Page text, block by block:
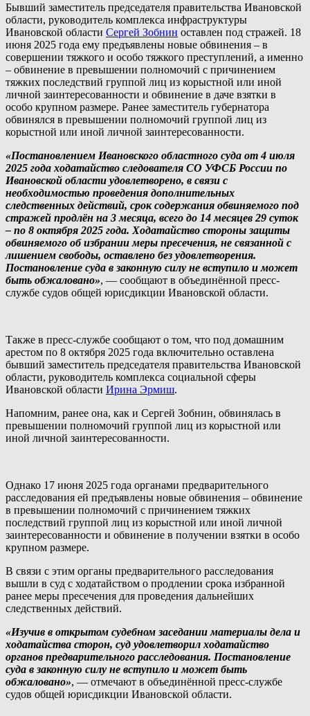
Бывший заместитель председателя правительства Ивановской
области, руководитель комплекса инфраструктуры
Ивановской области Сергей Зобнин оставлен под стражей. 18
июня 2025 года ему предъявлены новые обвинения – в
совершении тяжкого и особо тяжкого преступлений, а именно
– обвинение в превышении полномочий с причинением
тяжких последствий группой лиц из корыстной или иной
личной заинтересованности и обвинение в даче взятки в
особо крупном размере. Ранее заместитель губернатора
обвинялся в превышении полномочий группой лиц из
корыстной или иной личной заинтересованности.
«Постановлением Ивановского областного суда от 4 июля
2025 года ходатайство следователя СО УФСБ России по
Ивановской области удовлетворено, в связи с
необходимостью проведения дополнительных
следственных действий, срок содержания обвиняемого под
стражей продлён на 3 месяца, всего до 14 месяцев 29 суток
– по 8 октября 2025 года. Ходатайство стороны защиты
обвиняемого об избрании меры пресечения, не связанной с
лишением свободы, оставлено без удовлетворения.
Постановление суда в законную силу не вступило и может
быть обжаловано», — сообщают в объединённой пресс-
службе судов общей юрисдикции Ивановской области.
Также в пресс-службе сообщают о том, что под домашним
арестом по 8 октября 2025 года включительно оставлена
бывший заместитель председателя правительства Ивановской
области, руководитель комплекса социальной сферы
Ивановской области Ирина Эрмиш.
Напомним, ранее она, как и Сергей Зобнин, обвинялась в
превышении полномочий группой лиц из корыстной или
иной личной заинтересованности.
Однако 17 июня 2025 года органами предварительного
расследования ей предъявлены новые обвинения – обвинение
в превышении полномочий с причинением тяжких
последствий группой лиц из корыстной или иной личной
заинтересованности и обвинение в получении взятки в особо
крупном размере.
В связи с этим органы предварительного расследования
вышли в суд с ходатайством о продлении срока избранной
ранее меры пресечения для проведения дальнейших
следственных действий.
«Изучив в открытом судебном заседании материалы дела и
ходатайства сторон, суд удовлетворил ходатайство
органов предварительного расследования. Постановление
суда в законную силу не вступило и может быть
обжаловано», — отмечают в объединённой пресс-службе
судов общей юрисдикции Ивановской области.